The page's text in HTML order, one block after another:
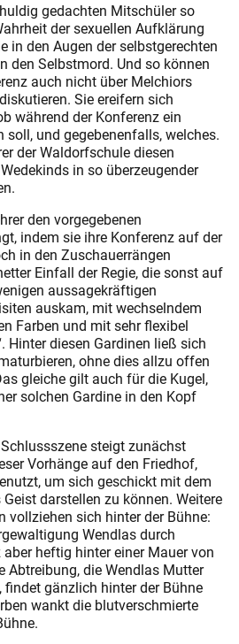
gedachten Mitschüler so
der sexuellen Aufklärung
in den Augen der selbstgerechten
den Selbstmord. Und so können
auch nicht über Melchiors
Sie ereifern sich
während der Konferenz ein
soll, und gegebenenfalls, welches.
der Waldorfschule diesen
in so überzeugender
den vorgegebenen
indem sie ihre Konferenz auf der
in den Zuschauerrängen
Einfall der Regie, die sonst auf
aussagekräftigen
auskam, mit wechselndem
Farben und mit sehr flexibel
Hinter diesen Gardinen ließ sich
ohne dies allzu offen
gleiche gilt auch für die Kugel,
solchen Gardine in den Kopf
steigt zunächst
Vorhänge auf den Friedhof,
um sich geschickt mit dem
darstellen zu können. Weitere
vollziehen sich hinter der Bühne:
Wendlas durch
heftig hinter einer Mauer von
Abtreibung, die Wendlas Mutter
gänzlich hinter der Bühne
wankt die blutverschmierte